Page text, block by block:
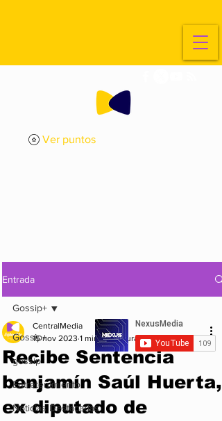
Ver puntos
Entrada
Gossip+
gossip
Entretenimiento
Noticias Destacadas
Gossip+
Recibe Sentencia
benjamín Saúl Huerta,
ex diputado de
CentralMedia
15 nov 2023 1 min de lectura